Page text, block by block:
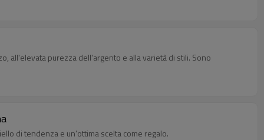
all'elevata purezza dell'argento e alla varietà di stili. Sono
di tendenza e un'ottima scelta come regalo.